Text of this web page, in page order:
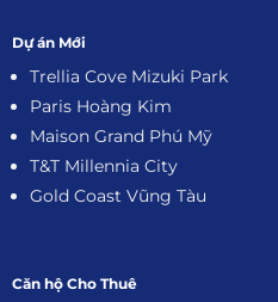
Dự án Mới
Trellia Cove Mizuki Park
Paris Hoàng Kim
Maison Grand Phú Mỹ
T&T Millennia City
Gold Coast Vũng Tàu
Căn hộ Cho Thuê